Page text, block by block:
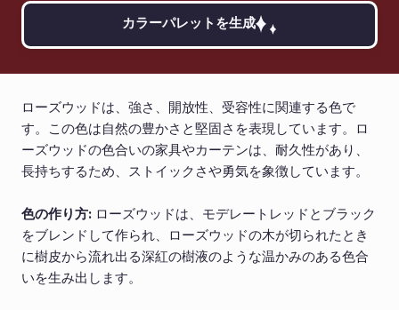
カラーパレットを生成
ローズウッドは、強さ、開放性、受容性に関連する色で
す。この色は自然の豊かさと堅固さを表現しています。ロ
ーズウッドの色合いの家具やカーテンは、耐久性があり、
長持ちするため、ストイックさや勇気を象徴しています。
色の作り方: ローズウッドは、モデレートレッドとブラック
をブレンドして作られ、ローズウッドの木が切られたとき
に樹皮から流れ出る深紅の樹液のような温かみのある色合
いを生み出します。